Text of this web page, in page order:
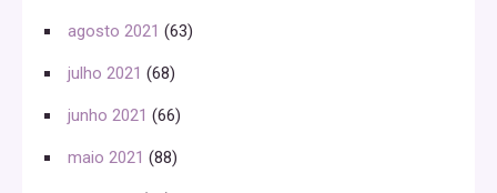
agosto 2021 (63)
julho 2021 (68)
junho 2021 (66)
maio 2021 (88)